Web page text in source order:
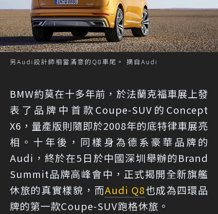
另Audi設計師相當滿意的Q8車尾。 摘自Audi
BMW約莫在十多年前，於法蘭克福車展上發
表了品牌中首款Coupe-SUV的Concept
X6，量產版則隨即於2008年的底特律車展亮
相。十年後，同樣身為德系豪華品牌的
Audi，終於在5日於中國深圳舉辦的Brand
Summit品牌高峰會中，正式揭開全新旗艦
休旅的真實樣貌，而Audi Q8也成為四環品
牌的第一款Coupe-SUV跑格休旅。